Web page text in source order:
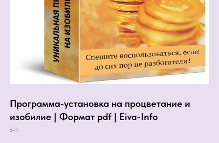
Программа-установка на процветание и
изобилие | Формат pdf | Eiva-Info
э-11